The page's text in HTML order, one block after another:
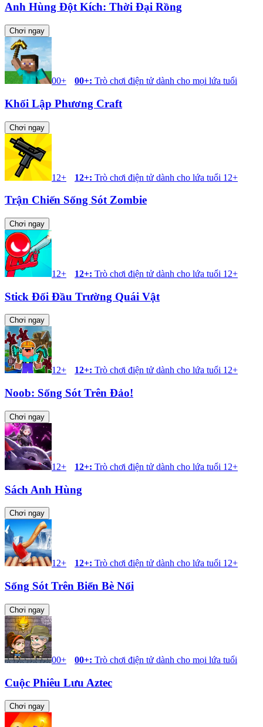
Anh Hùng Đột Kích: Thời Đại Rồng
Chơi ngay
00+ 00+: Trò chơi điện tử dành cho mọi lứa tuổi
Khối Lập Phương Craft
Chơi ngay
12+ 12+: Trò chơi điện tử dành cho lứa tuổi 12+
Trận Chiến Sống Sót Zombie
Chơi ngay
12+ 12+: Trò chơi điện tử dành cho lứa tuổi 12+
Stick Đối Đầu Trường Quái Vật
Chơi ngay
12+ 12+: Trò chơi điện tử dành cho lứa tuổi 12+
Noob: Sống Sót Trên Đảo!
Chơi ngay
12+ 12+: Trò chơi điện tử dành cho lứa tuổi 12+
Sách Anh Hùng
Chơi ngay
12+ 12+: Trò chơi điện tử dành cho lứa tuổi 12+
Sống Sót Trên Biển Bè Nổi
Chơi ngay
00+ 00+: Trò chơi điện tử dành cho mọi lứa tuổi
Cuộc Phiêu Lưu Aztec
Chơi ngay